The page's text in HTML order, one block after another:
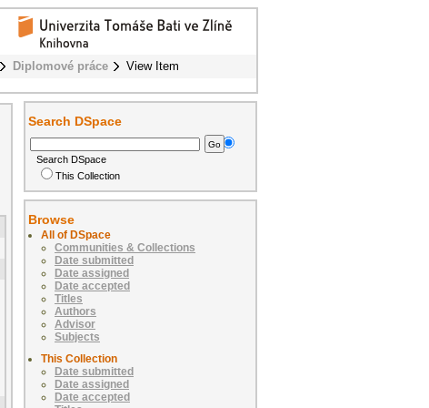
Diplomové práce View Item
Search DSpace
Search DSpace
This Collection
Browse
All of DSpace
Communities & Collections
Date submitted
Date assigned
Date accepted
Titles
Authors
Advisor
Subjects
This Collection
Date submitted
Date assigned
Date accepted